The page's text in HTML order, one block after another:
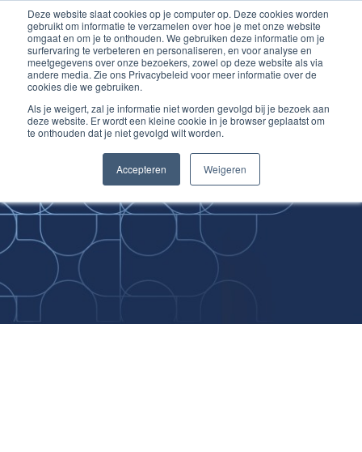
Deze website slaat cookies op je computer op. Deze cookies worden
gebruikt om informatie te verzamelen over hoe je met onze website
omgaat en om je te onthouden. We gebruiken deze informatie om je
surfervaring te verbeteren en personaliseren, en voor analyse en
meetgegevens over onze bezoekers, zowel op deze website als via
andere media. Zie ons Privacybeleid voor meer informatie over de
cookies die we gebruiken.
Als je weigert, zal je informatie niet worden gevolgd bij je bezoek aan
deze website. Er wordt een kleine cookie in je browser geplaatst om
te onthouden dat je niet gevolgd wilt worden.
Accepteren Weigeren
Inloggen account
Ga
naar
de
inhoud
Improving
Medical Skills